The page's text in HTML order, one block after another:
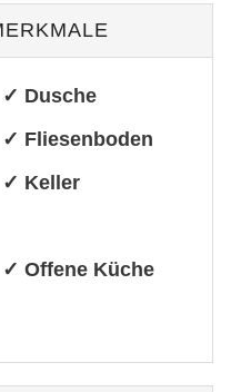
✓ Dusche
✓ Fliesenboden
✓ Keller
✓ Offene Küche